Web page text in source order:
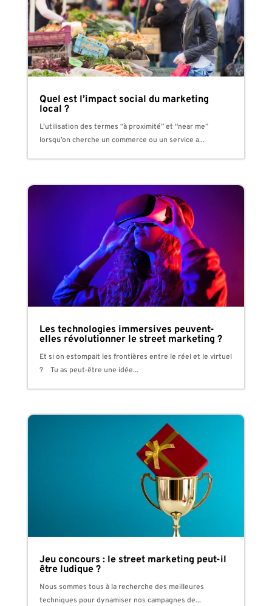
Quel est l’impact social du marketing
local ?
L’utilisation des termes “à proximité” et “near me”
lorsqu’on cherche un commerce ou un service a...
Les technologies immersives peuvent-
elles révolutionner le street marketing ?
Et si on estompait les frontières entre le réel et le virtuel
? Tu as peut-être une idée...
Jeu concours : le street marketing peut-il
être ludique ?
Nous sommes tous à la recherche des meilleures
techniques pour dynamiser nos campagnes de...